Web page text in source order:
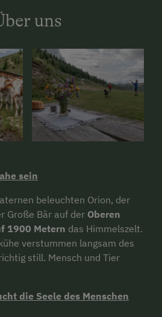
uns
sein
beleuchten Orion, der
Große Bär auf der Oberen
1900 Metern das Himmelszelt.
verstummen langsam des
still. Mensch und Tier
die Seele des Menschen